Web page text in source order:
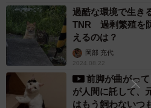
過酷な環境で生き
TNR 過剰繁殖を
えるのは？
岡部 充代
2024.08.22
前脚が曲がっ
が人間に託して
はもう飼わないつ